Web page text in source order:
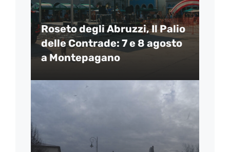
Roseto degli Abruzzi, Il Palio
delle Contrade: 7 e 8 agosto
a Montepagano